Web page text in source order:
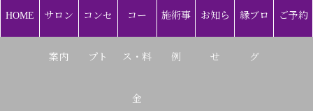
HOME サロン
案内
コンセ
プト
コー
ス・料
金
施術事
例
お知ら
せ
縁ブロ
グ
ご予約